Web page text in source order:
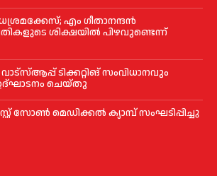
എം ഗീതാനന്ദൻ
ശിക്ഷയില്‍ പിഴവുണ്ടെന്ന്
ടിക്കറ്റിങ് സംവിധാനവും
ചെയ്തു
സോണ്‍ മെഡിക്കൽ ക്യാമ്പ് സംഘടിപ്പിച്ചു